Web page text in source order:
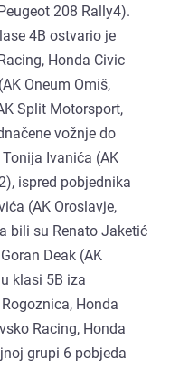
208 Rally4).
4B ostvario je
Honda Civic
Oneum Omiš,
Split Motorsport,
vožnje do
Ivanića (AK
ispred pobjednika
(AK Oroslavje,
bili su Renato Jaketić
Deak (AK
klasi 5B iza
Honda
Racing, Honda
grupi 6 pobjeda